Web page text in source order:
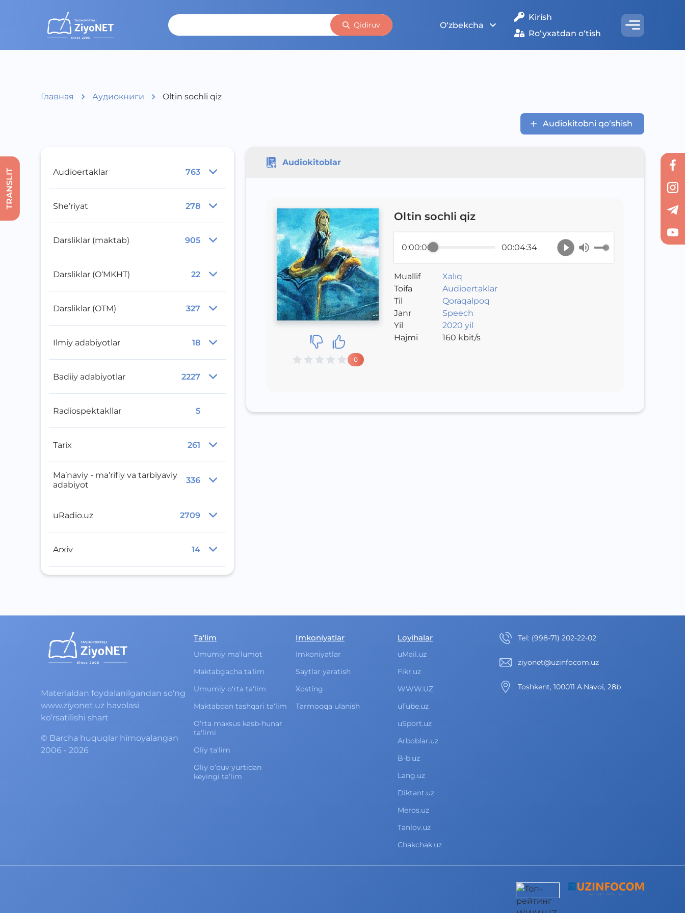
Qidiruv O‘zbekcha
Kirish
Ro‘yxatdan o‘tish
Главная Аудиокниги Oltin sochli qiz
Audiokitobni qo‘shish
Audioertaklar 763
She’riyat 278
Darsliklar (maktab) 905
Darsliklar (O‘MKHT) 22
Darsliklar (OTM) 327
Ilmiy adabiyotlar 18
Badiiy adabiyotlar 2227
Radiospektakllar 5
Tarix 261
Ma’naviy - ma’rifiy va tarbiyaviy
adabiyot
336
uRadio.uz 2709
Arxiv 14
Audiokitoblar
0
Oltin sochli qiz
0:00:00 00:04:34
Muallif
Xalıq
Toifa
Audioertaklar
Til
Qoraqalpoq
Janr
Speech
Yil
2020 yil
Hajmi
160 kbit/s
TRANSLIT
Materialdan foydalanilgandan so‘ng
www.ziyonet.uz havolasi
ko‘rsatilishi shart
© Barcha huquqlar himoyalangan
2006 - 2026
Ta‘lim
Umumiy ma‘lumot
Maktabgacha ta‘lim
Umumiy o‘rta ta‘lim
Maktabdan tashqari ta‘lim
O‘rta maxsus kasb-hunar
ta‘limi
Oliy ta‘lim
Oliy o‘quv yurtidan
keyingi ta‘lim
Imkoniyatlar
Imkoniyatlar
Saytlar yaratish
Xosting
Tarmoqqa ulanish
Loyihalar
uMail.uz
Fikr.uz
WWW.UZ
uTube.uz
uSport.uz
Arboblar.uz
B-b.uz
Lang.uz
Diktant.uz
Meros.uz
Tanlov.uz
Chakchak.uz
Теl: (998-71) 202-22-02
ziyonet@uzinfocom.uz
Toshkent, 100011 A.Navoi, 28b